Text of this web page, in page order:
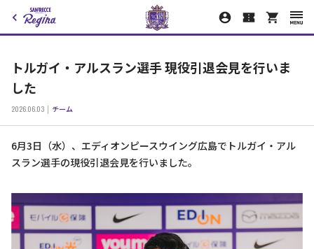
トルガイ・アルスラン選手 現役引退会見を行いま
した
2026.06.03 チーム
6月3日（水）、エディオンピースウイング広島でトルガイ・アル
スラン選手の現役引退会見を行いました。